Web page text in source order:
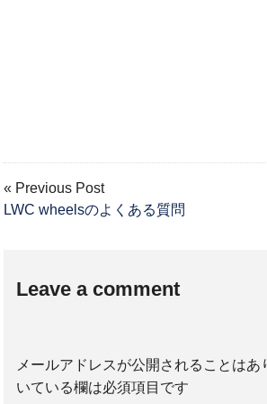
« Previous Post
LWC wheelsのよくある質問
Leave a comment
メールアドレスが公開されることはあ
いている欄は必須項目です